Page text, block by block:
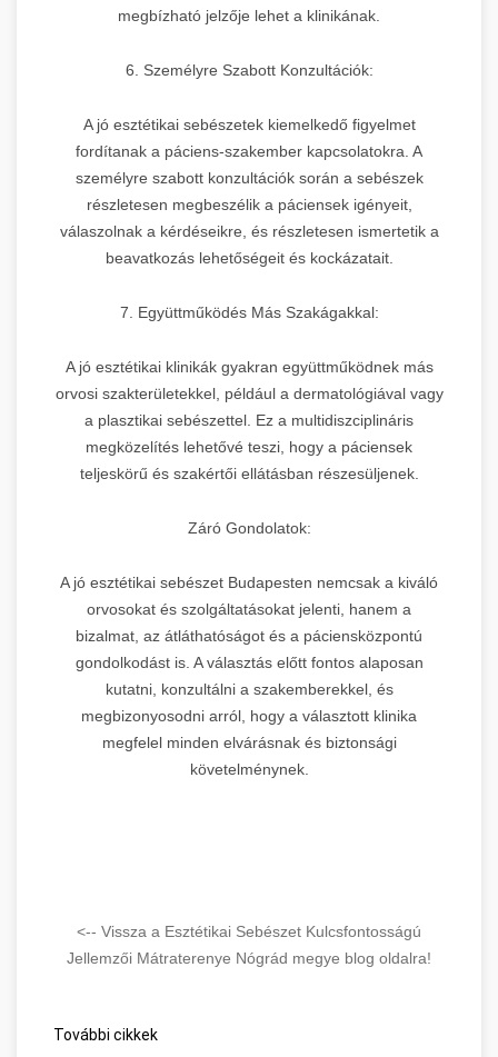
megbízható jelzője lehet a klinikának.
6. Személyre Szabott Konzultációk:
A jó esztétikai sebészetek kiemelkedő figyelmet
fordítanak a páciens-szakember kapcsolatokra. A
személyre szabott konzultációk során a sebészek
részletesen megbeszélik a páciensek igényeit,
válaszolnak a kérdéseikre, és részletesen ismertetik a
beavatkozás lehetőségeit és kockázatait.
7. Együttműködés Más Szakágakkal:
A jó esztétikai klinikák gyakran együttműködnek más
orvosi szakterületekkel, például a dermatológiával vagy
a plasztikai sebészettel. Ez a multidiszciplináris
megközelítés lehetővé teszi, hogy a páciensek
teljeskörű és szakértői ellátásban részesüljenek.
Záró Gondolatok:
A jó esztétikai sebészet Budapesten nemcsak a kiváló
orvosokat és szolgáltatásokat jelenti, hanem a
bizalmat, az átláthatóságot és a páciensközpontú
gondolkodást is. A választás előtt fontos alaposan
kutatni, konzultálni a szakemberekkel, és
megbizonyosodni arról, hogy a választott klinika
megfelel minden elvárásnak és biztonsági
követelménynek.
<-- Vissza a Esztétikai Sebészet Kulcsfontosságú
Jellemzői Mátraterenye Nógrád megye blog oldalra!
További cikkek